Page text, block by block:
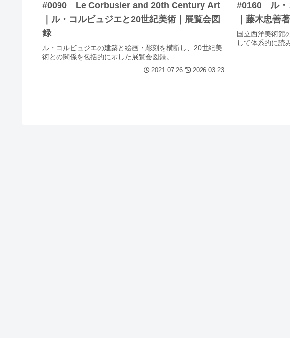
#0090 Le Corbusier and 20th Century Art
｜ル・コルビュジエと20世紀美術｜展覧会図
録
ル・コルビュジエの建築と絵画・彫刻を横断し、20世紀美
術との関係を包括的に示した展覧会図録。
2021.07.26 2026.03.23
#0160 ル・
｜藤木忠善著
国立西洋美術館
して体系的に読